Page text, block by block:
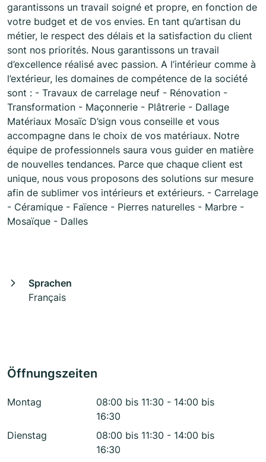
garantissons un travail soigné et propre, en fonction de
votre budget et de vos envies. En tant qu’artisan du
métier, le respect des délais et la satisfaction du client
sont nos priorités. Nous garantissons un travail
d’excellence réalisé avec passion. A l’intérieur comme à
l’extérieur, les domaines de compétence de la société
sont : - Travaux de carrelage neuf - Rénovation -
Transformation - Maçonnerie - Plâtrerie - Dallage
Matériaux Mosaïc D’sign vous conseille et vous
accompagne dans le choix de vos matériaux. Notre
équipe de professionnels saura vous guider en matière
de nouvelles tendances. Parce que chaque client est
unique, nous vous proposons des solutions sur mesure
afin de sublimer vos intérieurs et extérieurs. - Carrelage
- Céramique - Faïence - Pierres naturelles - Marbre -
Mosaïque - Dalles
Sprachen
Français
Öffnungszeiten
Montag
08:00 bis 11:30 - 14:00 bis
16:30
Dienstag
08:00 bis 11:30 - 14:00 bis
16:30